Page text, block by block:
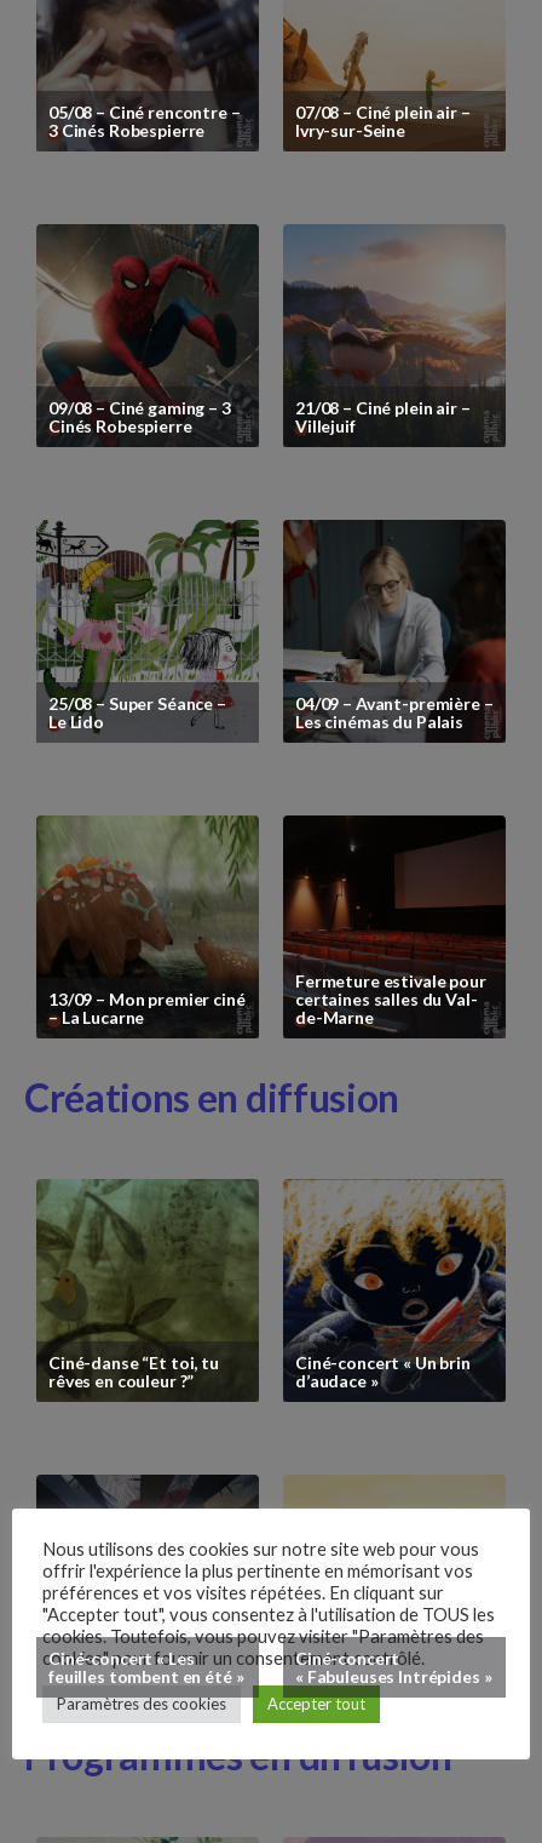
Follow Us
Yt.
Festival Ciné
Junior 2026
La 36ème édition du festival Ciné Junior aura lieu
du 4 au 15 février 2026 ! En savoir plus...
Voir plus
Programmes en
diffusion
Poursuivant sa mission de découverte, Ciné Junior
films et...
Voir plus Créations en diffusion
05/08 – Ciné rencontre –
3 Cinés Robespierre
07/08 – Ciné plein air –
Ivry-sur-Seine
09/08 – Ciné gaming – 3
Cinés Robespierre
21/08 – Ciné plein air –
Villejuif
25/08 – Super Séance –
Le Lido
04/09 – Avant-première –
Les cinémas du Palais
13/09 – Mon premier ciné
– La Lucarne
Fermeture estivale pour
certaines salles du Val-
de-Marne
Créations en diffusion
Ciné-danse “Et toi, tu
rêves en couleur ?”
Ciné-concert « Un brin
d’audace »
Ciné-concert « Les
feuilles tombent en été »
Ciné-concert
« Fabuleuses Intrépides »
Programmes en diffusion
Nous utilisons des cookies sur notre site web pour vous
offrir l'expérience la plus pertinente en mémorisant vos
préférences et vos visites répétées. En cliquant sur
"Accepter tout", vous consentez à l'utilisation de TOUS les
cookies. Toutefois, vous pouvez visiter "Paramètres des
cookies" pour fournir un consentement contrôlé.
Paramètres des cookies Accepter tout